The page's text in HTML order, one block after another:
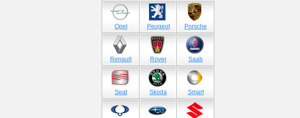
Opel Peugeot Porsche
Renault Rover Saab
Seat Skoda Smart